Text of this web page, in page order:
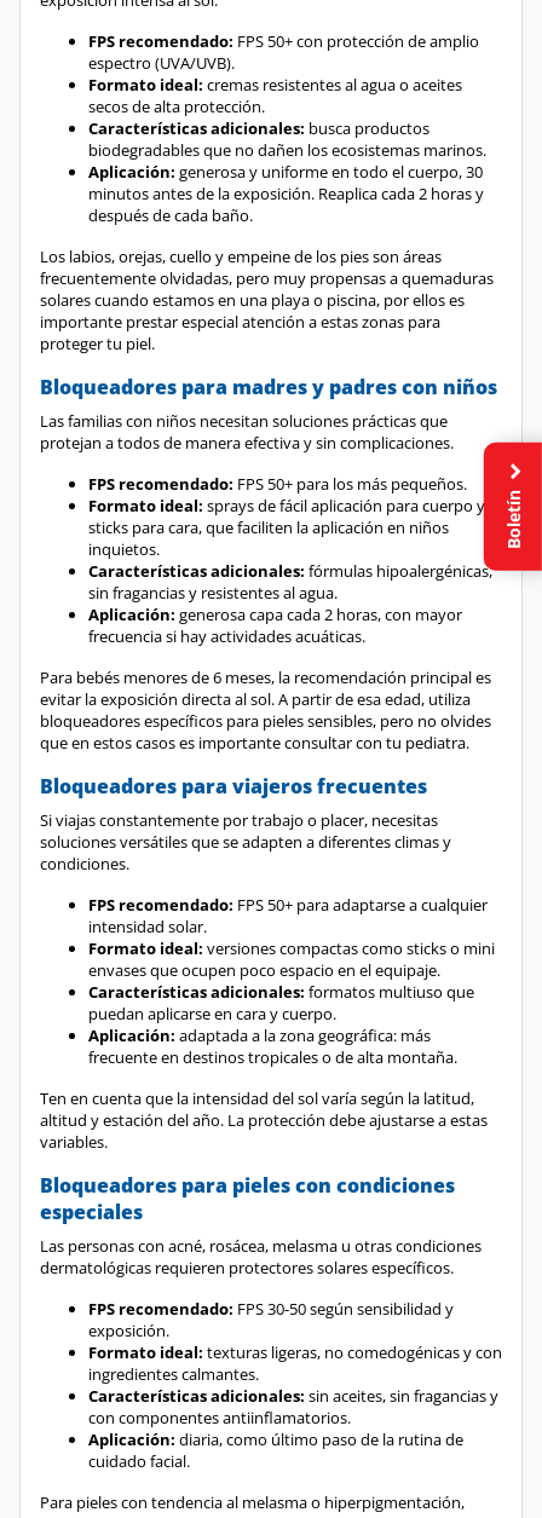
FPS recomendado:
espectro (UVA/UVB).
Formato ideal: cremas resistentes al agua o aceites
secos de alta protección.
Características adicionales:
busca productos
biodegradables que no dañen los ecosistemas marinos.
Aplicación:generosa y uniforme en todo el cuerpo, 30
minutos antes de la exposición. Reaplica cada 2 horas y
después de cada baño.
Los labios, orejas, cuello y empeine de los pies son áreas
frecuentemente olvidadas, pero muy propensas a quemaduras
solares cuando estamos en una playa o piscina, por ellos es
importante prestar especial atención a estas zonas para
proteger tu piel.
Bloqueadores para madres y padres con niños
Las familias con niños necesitan soluciones prácticas que
protejan a todos de manera efectiva y sin complicaciones.
FPS recomendado:FPS 50+ para los más pequeños.
Formato ideal:sprays de fácil aplicación para cuerpo y
sticks para cara, que faciliten la aplicación en niños
inquietos.
Características adicionales:
fórmulas hipoalergénicas,
sin fragancias y resistentes al agua.
Aplicación:generosa capa cada 2 horas, con mayor
frecuencia si hay actividades acuáticas.
Para bebés menores de 6 meses, la recomendación principal es
evitar la exposición directa al sol. A partir de esa edad, utiliza
bloqueadores específicos para pieles sensibles, pero no olvides
que en estos casos es importante consultar con tu pediatra.
Bloqueadores para viajeros frecuentes
Si viajas constantemente por trabajo o placer, necesitas
soluciones versátiles que se adapten a diferentes climas y
condiciones.
FPS recomendado:
intensidad solar.
Formato ideal: versiones compactas como sticks o mini
envases que ocupen poco espacio en el equipaje.
Características adicionales:formatos multiuso que
puedan aplicarse en cara y cuerpo.
Aplicación:adaptada a la zona geográfica: más
frecuente en destinos tropicales o de alta montaña.
Ten en cuenta que la intensidad del sol varía según la latitud,
altitud y estación del año. La protección debe ajustarse a estas
variables.
Bloqueadores para pieles con condiciones
especiales
Las personas con acné, rosácea, melasma u otras condiciones
dermatológicas requieren protectores solares específicos.
FPS recomendado:FPS 30-50 según sensibilidad y
exposición.
Formato ideal:
texturas ligeras, no comedogénicas y con
ingredientes calmantes.
Características adicionales:
sin aceites, sin fragancias y
con componentes antiinflamatorios.
Aplicación:diaria, como último paso de la rutina de
cuidado facial.
Para pieles con tendencia al melasma o hiperpigmentación,
además del FPS alto, busca productos con ingredientes que
Boletín